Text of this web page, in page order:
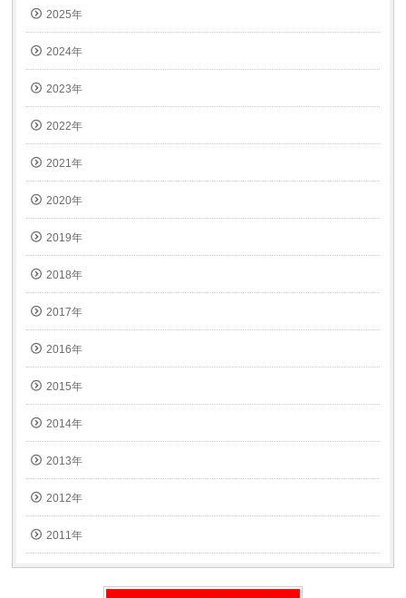
ま
す)
2025年
2024年
2023年
2022年
2021年
2020年
2019年
2018年
2017年
2016年
2015年
2014年
2013年
2012年
2011年